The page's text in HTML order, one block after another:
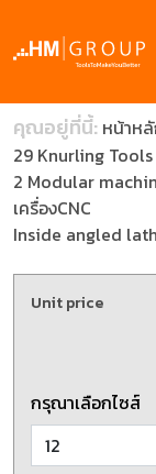
คุณอยู่ที่นี้: หน้าห
29 Knurling
2 Modular
เครื่องCNC
Inside angled
Unit price
กรุณาเลือกไซส์